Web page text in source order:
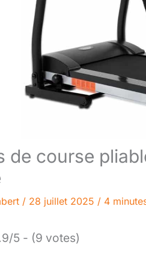
de course
/ 28 juillet 2025 / 4
5 - (9 votes)